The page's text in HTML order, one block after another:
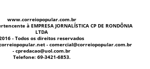
www.correiopopular.com.br
à EMPRESA JORNALÍSTICA CP DE RONDÔNIA
LTDA
- Todos os direitos reservados
- comercial@correiopopular.com.br
- cpredacao@uol.com.br
Telefone: 69-3421-6853.